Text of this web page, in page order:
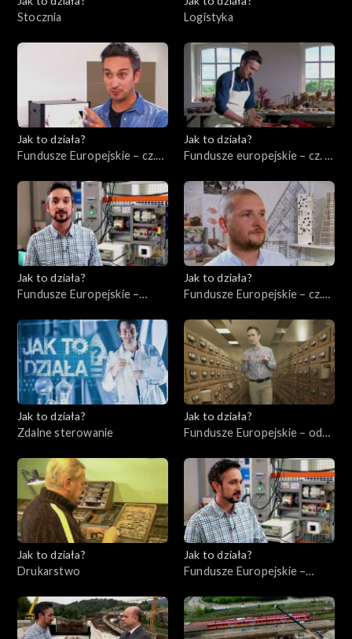
Stocznia
Logistyka
Jak to działa?
Fundusze Europejskie – cz.
Jak to działa?
Fundusze europejskie – cz. 5,
Jak to działa?
Fundusze Europejskie –
Jak to działa?
Fundusze Europejskie – cz.
Jak to działa?
Zdalne sterowanie
Jak to działa?
Fundusze Europejskie – odc.
Jak to działa?
Drukarstwo
Jak to działa?
Fundusze Europejskie –